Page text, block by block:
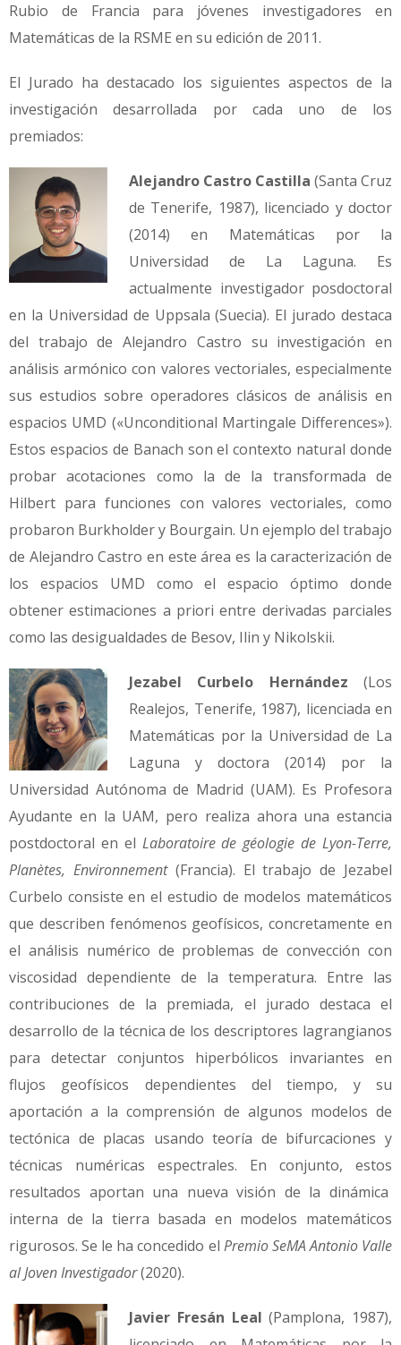
Rubio de Francia para jóvenes investigadores en
Matemáticas de la RSME en su edición de 2011.
El Jurado ha destacado los siguientes aspectos de la
investigación desarrollada por cada uno de los
premiados:
Alejandro Castro Castilla (Santa Cruz
de Tenerife, 1987), licenciado y doctor
(2014) en Matemáticas por la
Universidad de La Laguna. Es
actualmente investigador posdoctoral
en la Universidad de Uppsala (Suecia). El jurado destaca
del trabajo de Alejandro Castro su investigación en
análisis armónico con valores vectoriales, especialmente
sus estudios sobre operadores clásicos de análisis en
espacios UMD («Unconditional Martingale Differences»).
Estos espacios de Banach son el contexto natural donde
probar acotaciones como la de la transformada de
Hilbert para funciones con valores vectoriales, como
probaron Burkholder y Bourgain. Un ejemplo del trabajo
de Alejandro Castro en este área es la caracterización de
los espacios UMD como el espacio óptimo donde
obtener estimaciones a priori entre derivadas parciales
como las desigualdades de Besov, Ilin y Nikolskii.
Jezabel Curbelo Hernández (Los
Realejos, Tenerife, 1987), licenciada en
Matemáticas por la Universidad de La
Laguna y doctora (2014) por la
Universidad Autónoma de Madrid (UAM). Es Profesora
Ayudante en la UAM, pero realiza ahora una estancia
postdoctoral en el Laboratoire de géologie de Lyon-Terre,
Planètes, Environnement(Francia). El trabajo de Jezabel
Curbelo consiste en el estudio de modelos matemáticos
que describen fenómenos geofísicos, concretamente en
el análisis numérico de problemas de convección con
viscosidad dependiente de la temperatura. Entre las
contribuciones de la premiada, el jurado destaca el
desarrollo de la técnica de los descriptores lagrangianos
para detectar conjuntos hiperbólicos invariantes en
flujos geofísicos dependientes del tiempo, y su
aportación a la comprensión de algunos modelos de
tectónica de placas usando teoría de bifurcaciones y
técnicas numéricas espectrales. En conjunto, estos
resultados aportan una nueva visión de la dinámica
interna de la tierra basada en modelos matemáticos
rigurosos. Se le ha concedido el Premio SeMA Antonio Valle
al Joven Investigador(2020).
Javier Fresán Leal (Pamplona, 1987),